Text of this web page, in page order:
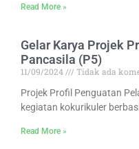
Read More »
Gelar Karya Projek
Pancasila (P5)
11/09/2024
Tidak ada
Projek Profil Penguatan
kegiatan kokurikuler
Read More »